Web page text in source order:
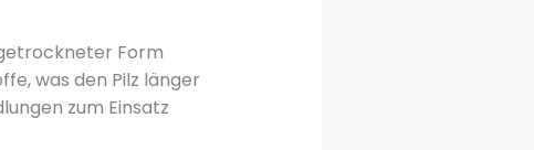
Form
was den Pilz länger
zum Einsatz